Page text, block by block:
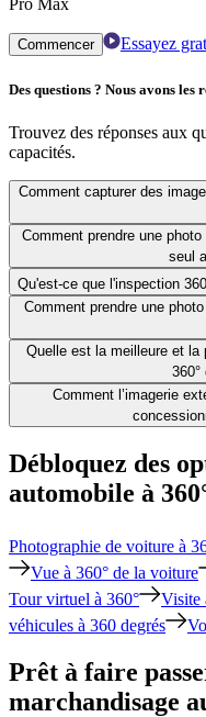
Pro Max
Commencer Essayez
Des questions ? Nous avons les
Trouvez des réponses aux
capacités.
Comment capturer des
Comment prendre une
seul
Qu'est-ce que l'inspection
Comment prendre une
Quelle est la meilleure et la
360°
Comment l’imagerie
Débloquez des
automobile à
Photographie de voiture à
Vue à 360° de la voiture
Tour virtuel à 360°
Visite
véhicules à 360 degrés
Prêt à faire
marchandisage